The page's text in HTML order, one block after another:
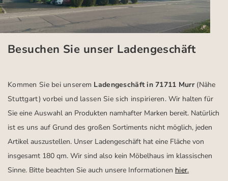
Besuchen Sie unser Ladengeschäft
Kommen Sie bei unserem Ladengeschäft in 71711 Murr (Nähe
Stuttgart) vorbei und lassen Sie sich inspirieren.Wir halten für
Sie eine Auswahl an Produkten namhafter Marken bereit. Natürlich
ist es uns auf Grund des großen Sortiments nicht möglich, jeden
Artikel auszustellen. Unser Ladengeschäft hat eine Fläche von
insgesamt 180 qm. Wir sind also kein Möbelhaus im klassischen
Sinne. Bitte beachten Sie auch unsere Informationen hier.